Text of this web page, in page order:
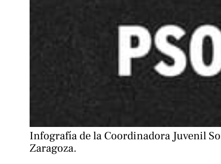
Infografía de la Coordinadora Juvenil
Zaragoza.